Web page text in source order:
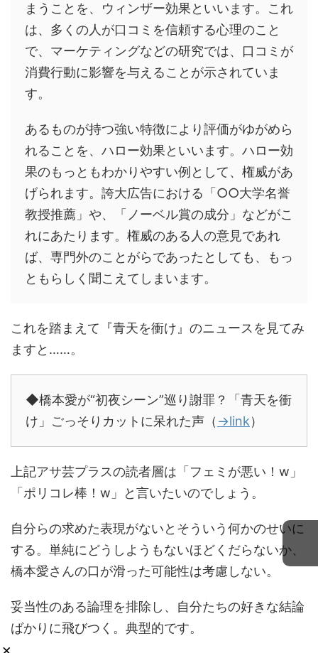
まうことを、ウィンザー効果といいます。これ
は、多くの人が口コミを信頼する心理のこと
で、マーケティングなどの研究では、口コミが
消費行動に影響を与えることが示されていま
す。
あるものが持つ強い特徴により評価がゆがめら
れることを、ハロー効果といいます。ハロー効
果のもっともわかりやすい例として、権威があ
げられます。誇大広告における「○○大学名誉
教授推薦」や、「ノーベル賞の成分」などがこ
れにあたります。権威のある人の意見であれ
ば、専門外のことがらであったとしても、もっ
ともらしく聞こえてしまいます。
これを踏まえて『青天を衝け』のニュースを見てみ
ますと……。
◆橋本愛が“初夜シーン”巡り謝罪？「青天を衝
け」ごっそりカットに呆れた声（ →link）
上記アサ芸プラスの読者層は「フェミが悪い！w」
「ポリコレ棒！w」と言いたいのでしょう。
自分らの求めた表現がないとそういう何かのせいに
する。単純にどうしようもないほどくだらないか、
橋本愛さんの口が滑った可能性は考慮しない。
妥当性のある論理を排除し、自分たちの好きな結論
ばかりに飛びつく。典型的です。